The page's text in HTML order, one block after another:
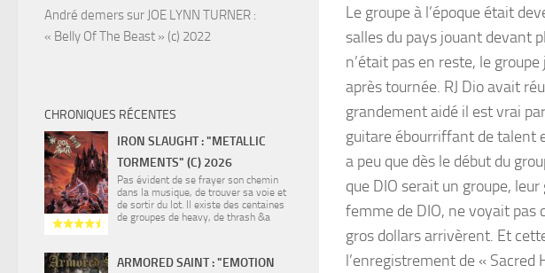
Le groupe à l’époque était
salles du pays jouant devant
n’était pas en reste, le
après tournée. RJ Dio avait
grandement aidé il est vrai
guitare ébourriffant de talent
a peu que dès le début du
que DIO serait un groupe,
femme de DIO, ne voyait pas
gros dollars arrivèrent. Et
l’enregistrement de «
André demerssur JOE LYNN TURNER :
« Belly Of The Beast » (c) 2022
CHRONIQUES RÉCENTES
IRON SLAUGHT : "METALLIC
TORMENTS" (C) 2026
Pas évident de se frayer son chemin
dans la musique, de trouver sa voie et
de sortir du lot. Il existe des centaines
de groupes de heavy, de thrash &a
ARMORED SAINT : "EMOTION